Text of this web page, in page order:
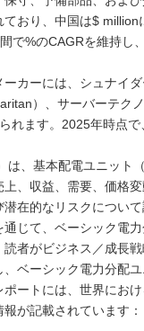
おり、中国は$ million
で%のCAGRを維持し
カーには、シュナイ
）、サーバーテク
れます。2025年時点
、基本配電ユニット
、収益、需要、価格
在的なリスクについて
じて、ベーシック電
者がビジネス／成長
ベーシック電力分配
ートには、世界にお
が記載されています：